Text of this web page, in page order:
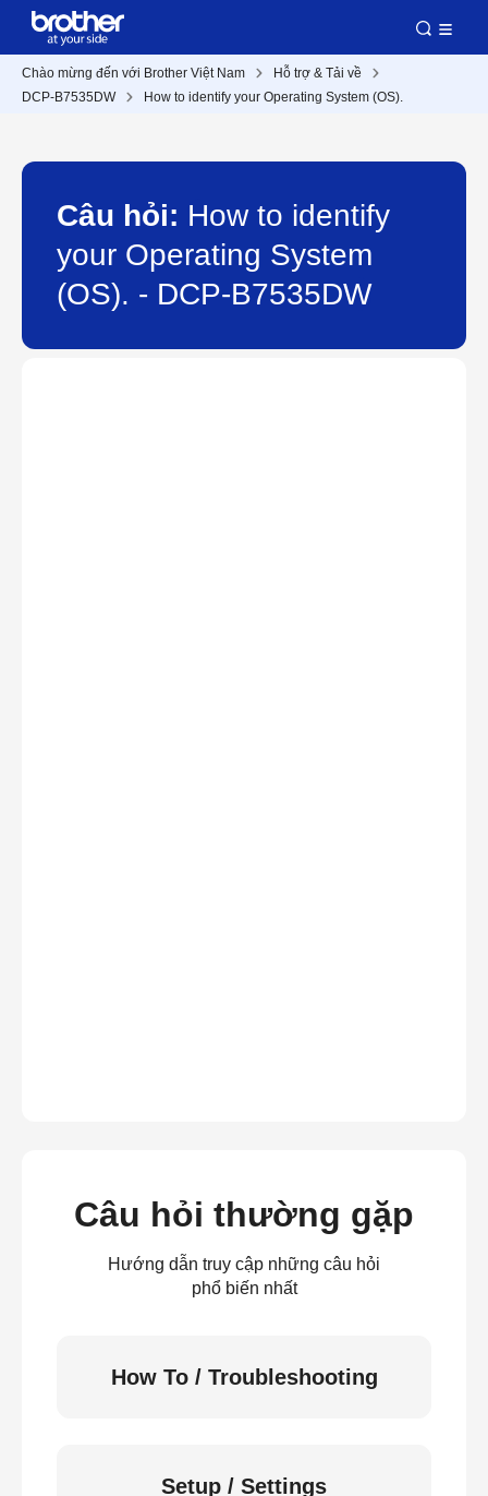
Chào mừng đến với Brother Việt Nam
Hỗ trợ & Tải về
DCP-B7535DW
How to identify your Operating System (OS).
Câu hỏi: How to identify
your Operating System
(OS). - DCP-B7535DW
Câu hỏi thường gặp
Hướng dẫn truy cập những câu hỏi
phổ biến nhất
How To / Troubleshooting
Setup / Settings